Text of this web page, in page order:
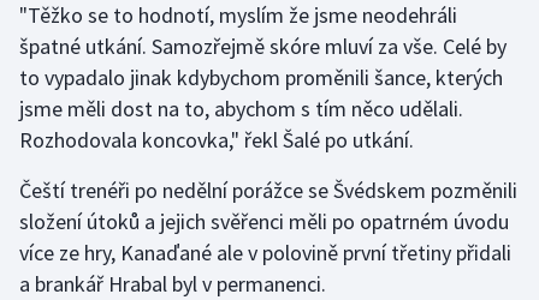
Lyže a snowboard
Moderní pětiboj
Motorsport
Olympijské hry
Parasport
"Těžko se to hodnotí, myslím že jsme neodehráli
špatné utkání. Samozřejmě skóre mluví za vše. Celé by
to vypadalo jinak kdybychom proměnili šance, kterých
jsme měli dost na to, abychom s tím něco udělali.
Rozhodovala koncovka," řekl Šalé po utkání.
Čeští trenéři po nedělní porážce se Švédskem pozměnili
složení útoků a jejich svěřenci měli po opatrném úvodu
více ze hry, Kanaďané ale v polovině první třetiny přidali
a brankář Hrabal byl v permanenci.